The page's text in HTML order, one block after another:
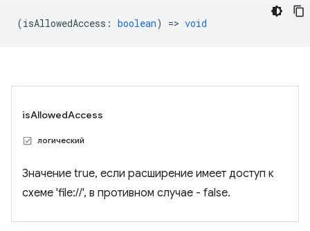
(isAllowedAccess : boolean) => void
isAllowedAccess
логический
Значение true, если расширение имеет доступ к
схеме 'file://', ​​в противном случае - false.